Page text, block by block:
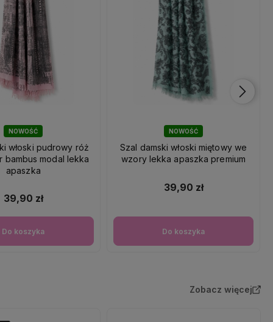
NOWOŚĆ
włoski pudrowy róż
bambus modal lekka
apaszka
39,90 zł
Do koszyka
NOWOŚĆ
Szal damski włoski miętowy we
wzory lekka apaszka premium
39,90 zł
Do koszyka
Zobacz więcej